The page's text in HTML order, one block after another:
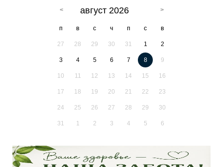
август 2026
п в с ч п с в
27 28 29 30 31 1 2
3 4 5 6 7 8 9
10 11 12 13 14 15 16
17 18 19 20 21 22 23
24 25 26 27 28 29 30
31 1 2 3 4 5 6